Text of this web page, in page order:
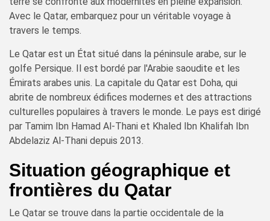
Avec le Qatar, embarquez pour un véritable voyage à
travers le temps.
Le Qatar est un État situé dans la péninsule arabe, sur le
golfe Persique. Il est bordé par l'Arabie saoudite et les
Émirats arabes unis. La capitale du Qatar est Doha, qui
abrite de nombreux édifices modernes et des attractions
culturelles populaires à travers le monde. Le pays est dirigé
par Tamim Ibn Hamad Al-Thani et Khaled Ibn Khalifah Ibn
Abdelaziz Al-Thani depuis 2013.
Situation géographique et
frontières du Qatar
Le Qatar se trouve dans la partie occidentale de la